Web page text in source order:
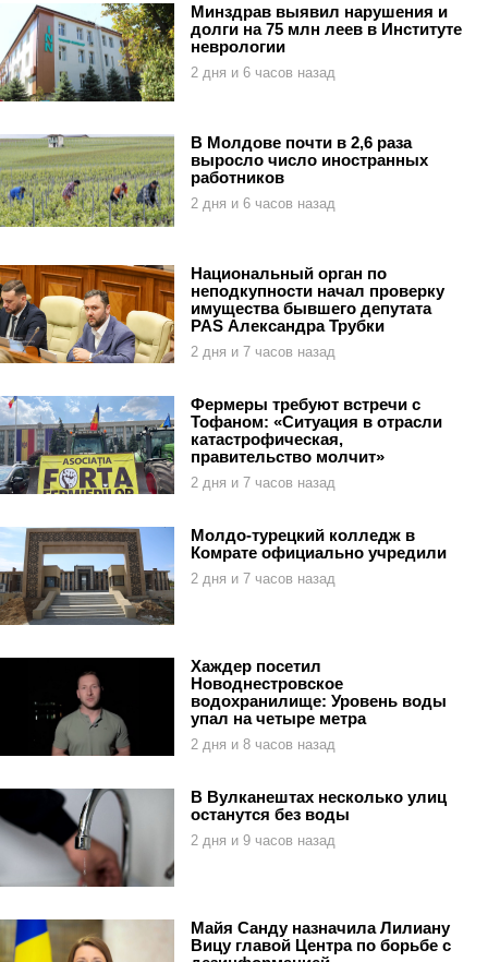
Минздрав выявил нарушения и
долги на 75 млн леев в Институте
неврологии
2 дня и 6 часов назад
В Молдове почти в 2,6 раза
выросло число иностранных
работников
2 дня и 6 часов назад
Национальный орган по
неподкупности начал проверку
имущества бывшего депутата
PAS Александра Трубки
2 дня и 7 часов назад
Фермеры требуют встречи с
Тофаном: «Ситуация в отрасли
катастрофическая,
правительство молчит»
2 дня и 7 часов назад
Молдо-турецкий колледж в
Комрате официально учредили
2 дня и 7 часов назад
Хаждер посетил
Новоднестровское
водохранилище: Уровень воды
упал на четыре метра
2 дня и 8 часов назад
В Вулканештах несколько улиц
останутся без воды
2 дня и 9 часов назад
Майя Санду назначила Лилиану
Вицу главой Центра по борьбе с